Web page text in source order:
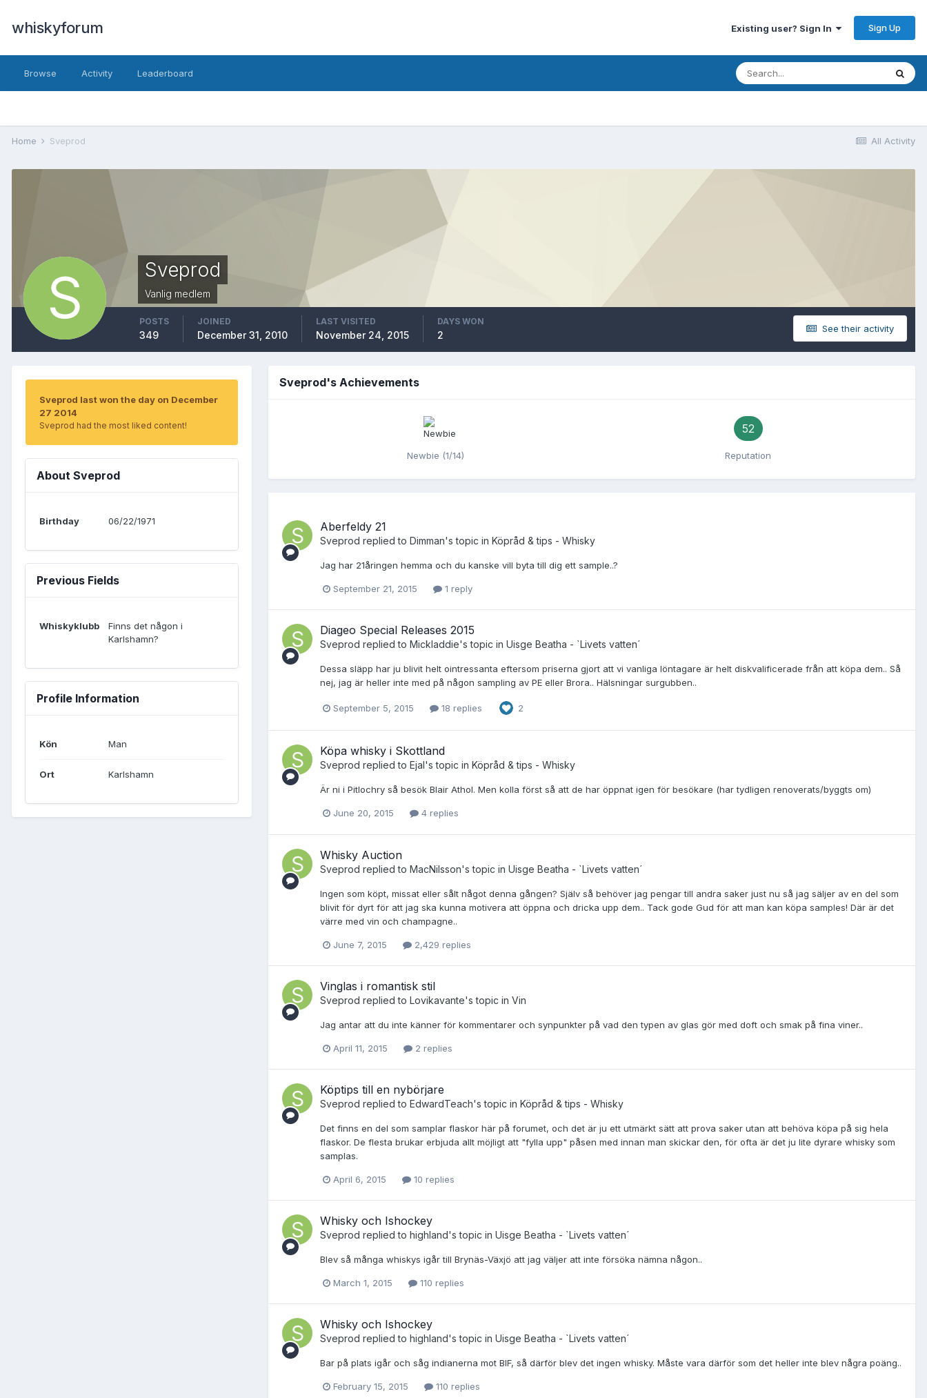
whiskyforum Existing user? Sign In Sign Up
Browse Activity Leaderboard
All Activity
Home Sveprod
Sveprod
Vanlig medlem
See their activity
POSTS
349
JOINED
December 31, 2010
LAST VISITED
November 24, 2015
DAYS WON
2
Sveprod last won the day on December
27 2014
Sveprod had the most liked content!
About Sveprod
Birthday 06/22/1971
Previous Fields
Whiskyklubb
Finns det någon i
Karlshamn?
Profile Information
Kön Man
Ort Karlshamn
Sveprod's Achievements
Newbie (1/14)
52
Reputation
Aberfeldy 21
Sveprod replied to Dimman's topic in Köpråd & tips - Whisky
Jag har 21åringen hemma och du kanske vill byta till dig ett sample..?
September 21, 2015 1 reply
Diageo Special Releases 2015
Sveprod replied to Mickladdie's topic in Uisge Beatha - `Livets vatten´
Dessa släpp har ju blivit helt ointressanta eftersom priserna gjort att vi vanliga löntagare är helt diskvalificerade från att köpa dem.. Så
nej, jag är heller inte med på någon sampling av PE eller Brora.. Hälsningar surgubben..
September 5, 2015 18 replies 2
Köpa whisky i Skottland
Sveprod replied to Ejal's topic in Köpråd & tips - Whisky
Är ni i Pitlochry så besök Blair Athol. Men kolla först så att de har öppnat igen för besökare (har tydligen renoverats/byggts om)
June 20, 2015 4 replies
Whisky Auction
Sveprod replied to MacNilsson's topic in Uisge Beatha - `Livets vatten´
Ingen som köpt, missat eller sålt något denna gången? Själv så behöver jag pengar till andra saker just nu så jag säljer av en del som
blivit för dyrt för att jag ska kunna motivera att öppna och dricka upp dem.. Tack gode Gud för att man kan köpa samples! Där är det
värre med vin och champagne..
June 7, 2015 2,429 replies
Vinglas i romantisk stil
Sveprod replied to Lovikavante's topic in Vin
Jag antar att du inte känner för kommentarer och synpunkter på vad den typen av glas gör med doft och smak på fina viner..
April 11, 2015 2 replies
Köptips till en nybörjare
Sveprod replied to EdwardTeach's topic in Köpråd & tips - Whisky
Det finns en del som samplar flaskor här på forumet, och det är ju ett utmärkt sätt att prova saker utan att behöva köpa på sig hela
flaskor. De flesta brukar erbjuda allt möjligt att "fylla upp" påsen med innan man skickar den, för ofta är det ju lite dyrare whisky som
samplas.
April 6, 2015 10 replies
Whisky och Ishockey
Sveprod replied to highland's topic in Uisge Beatha - `Livets vatten´
Blev så många whiskys igår till Brynäs-Växjö att jag väljer att inte försöka nämna någon..
March 1, 2015 110 replies
Whisky och Ishockey
Sveprod replied to highland's topic in Uisge Beatha - `Livets vatten´
Bar på plats igår och såg indianerna mot BIF, så därför blev det ingen whisky. Måste vara därför som det heller inte blev några poäng..
February 15, 2015 110 replies